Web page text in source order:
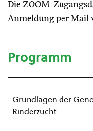
Die ZOOM-
Anmeldung per Mail
Programm
Grundlagen der
Rinderzucht